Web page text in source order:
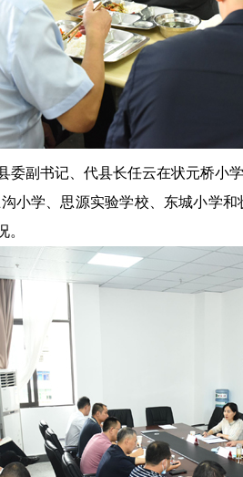
委副书记、代县长任云在状元桥小
小学、思源实验学校、东城小学
。